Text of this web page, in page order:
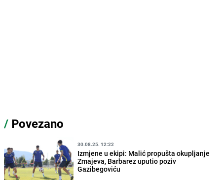
/ Povezano
30.08.25. 12:22
Izmjene u ekipi: Malić propušta okupljanje
Zmajeva, Barbarez uputio poziv
Gazibegoviću